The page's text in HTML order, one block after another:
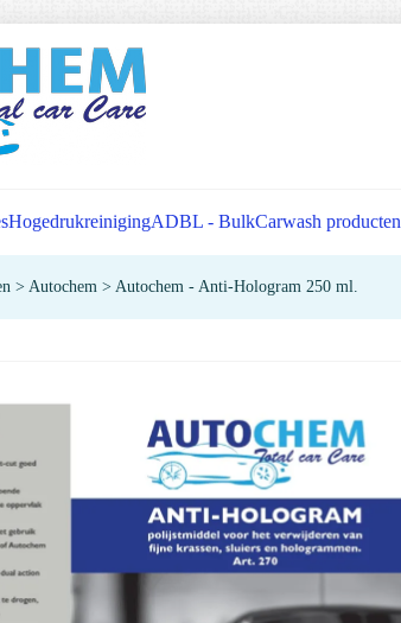
HogedrukreinigingADBL - BulkCarwash producten
> Autochem > Autochem - Anti-Hologram 250 ml.